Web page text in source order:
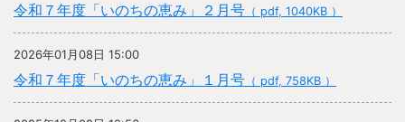
令和７年度「いのちの恵み」２月号 （ pdf, 1040KB ）
2026年01月08日 15:00
令和７年度「いのちの恵み」１月号 （ pdf, 758KB ）